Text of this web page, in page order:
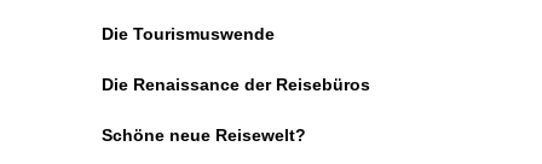
Die Tourismuswende
Die Renaissance der Reisebüros
Schöne neue Reisewelt?